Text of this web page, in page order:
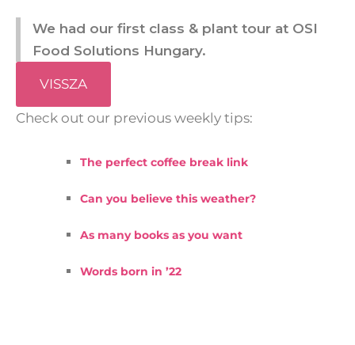
We had our first class & plant tour at OSI
Food Solutions Hungary.
VISSZA
Check out our previous weekly tips:
The perfect coffee break link
Can you believe this weather?
As many books as you want
Words born in ’22